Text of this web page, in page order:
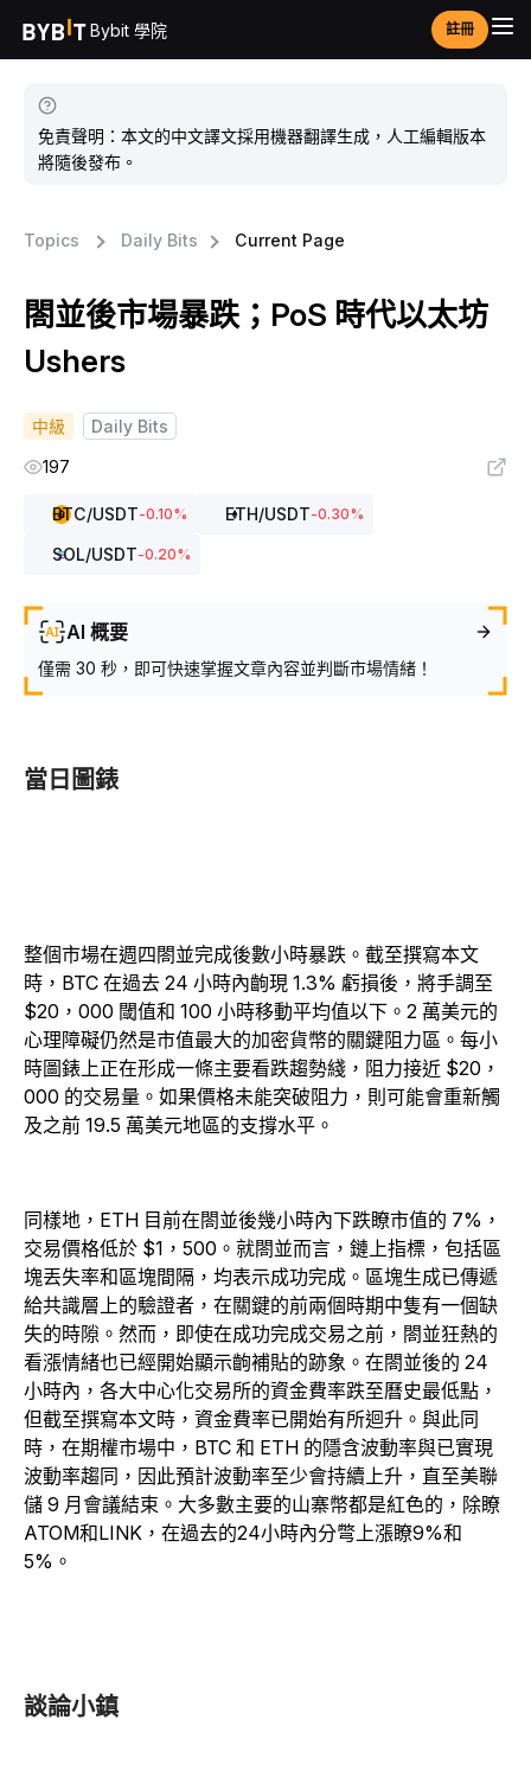
Bybit 學院 註冊
免責聲明：本文的中文譯文採用機器翻譯生成，人工編輯版本
將隨後發布。
Topics Daily Bits Current Page
閤並後市場暴跌；PoS 時代以太坊
Ushers
中級
Daily Bits
197
BTC/USDT-0.10% ETH/USDT-0.30%
SOL/USDT-0.20%
AI 概要
僅需 30 秒，即可快速掌握文章內容並判斷市場情緒！
當日圖錶
整個市場在週四閤並完成後數小時暴跌。截至撰寫本文
時，BTC 在過去 24 小時內齣現 1.3% 虧損後，將手調至
$20，000 閾值和 100 小時移動平均值以下。2 萬美元的
心理障礙仍然是市值最大的加密貨幣的關鍵阻力區。每小
時圖錶上正在形成一條主要看跌趨勢綫，阻力接近 $20，
000 的交易量。如果價格未能突破阻力，則可能會重新觸
及之前 19.5 萬美元地區的支撐水平。
同樣地，ETH 目前在閤並後幾小時內下跌瞭市值的 7%，
交易價格低於 $1，500。就閤並而言，鏈上指標，包括區
塊丟失率和區塊間隔，均表示成功完成。區塊生成已傳遞
給共識層上的驗證者，在關鍵的前兩個時期中隻有一個缺
失的時隙。然而，即使在成功完成交易之前，閤並狂熱的
看漲情緒也已經開始顯示齣補貼的跡象。在閤並後的 24
小時內，各大中心化交易所的資金費率跌至曆史最低點，
但截至撰寫本文時，資金費率已開始有所迴升。與此同
時，在期權市場中，BTC 和 ETH 的隱含波動率與已實現
波動率趨同，因此預計波動率至少會持續上升，直至美聯
儲 9 月會議結束。大多數主要的山寨幣都是紅色的，除瞭
ATOM和LINK，在過去的24小時內分彆上漲瞭9%和
5%。
談論小鎮